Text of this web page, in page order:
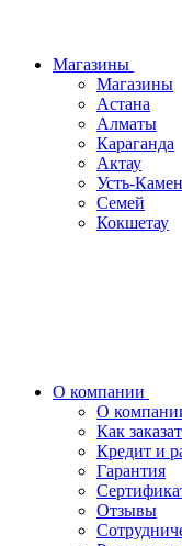
Магазины
Магазины
Астана
Алматы
Караганда
Актау
Усть-
Семей
Кокшетау
О компании
О
Как
Кредит и
Гарантия
Отзывы